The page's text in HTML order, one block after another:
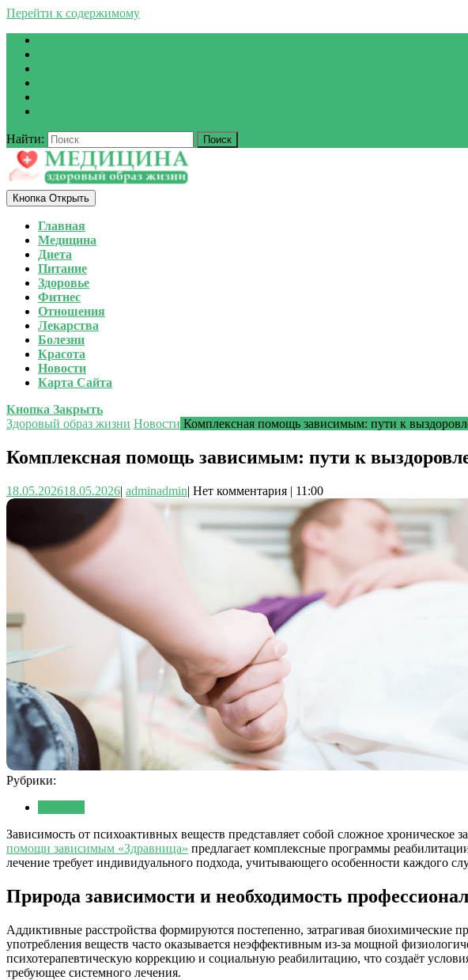
Перейти к содержимому
Найти:
Кнопка Открыть
Главная
Медицина
Диета
Питание
Здоровье
Фитнес
Отношения
Лекарства
Болезни
Красота
Новости
Карта Сайта
Кнопка Закрыть
Здоровый образ жизни Новости Комплексная помощь зависимым: пути к
Комплексная помощь зависимым: пути к
18.05.202618.05.2026| adminadmin| Нет комментария | 11:00
Рубрики:
Зависимость от психоактивных веществ представляет собой сложное хроническое
помощи зависимым «Здравница» предлагает комплексные программы
лечение требует индивидуального подхода, учитывающего особенности каждого
Природа зависимости и необходимость
Аддиктивные расстройства формируются постепенно, затрагивая биохимические
употребления веществ часто оказывается неэффективным из-за мощной
психотерапевтическую коррекцию и социальную реабилитацию, что создаёт
требующее системного лечения.